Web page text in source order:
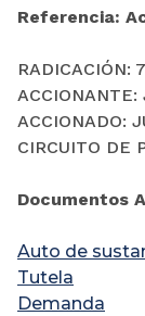
Referencia:
RADICACIÓN:
ACCIONANTE:
ACCIONADO:
CIRCUITO DE
Documentos
Auto de
Tutela
Demanda